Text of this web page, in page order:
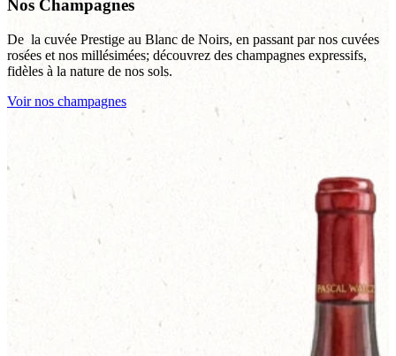
Nos Champagnes
De la cuvée Prestige au Blanc de Noirs, en passant par nos cuvées
rosées et nos millésimées; découvrez des champagnes expressifs,
fidèles à la nature de nos sols.
Voir nos champagnes